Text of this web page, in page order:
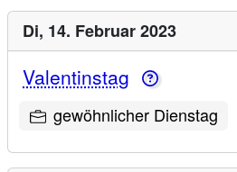
Di, 14. Februar 2023
Valentinstag
gewöhnlicher Dienstag